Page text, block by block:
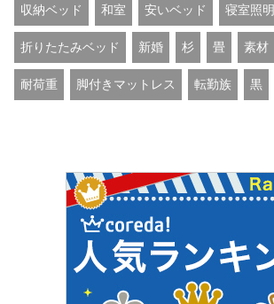
収納ベッド 和室 安いベッド 寝室照明
折りたたみベッド 新婚 杉 畳 素材
耐荷重 脚付きマットレス 転勤族 黒